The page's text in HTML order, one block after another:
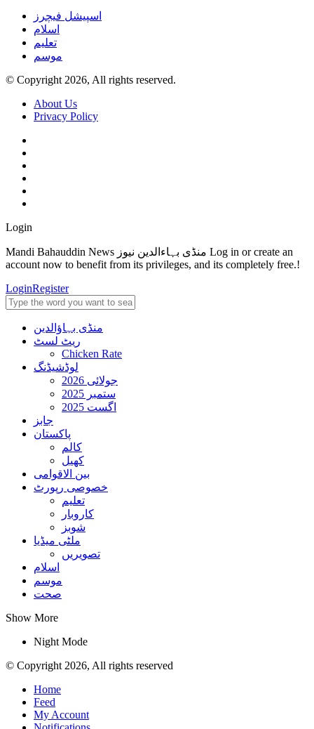
اسپیشل فیچرز
اسلام
تعلیم
موسم
© Copyright 2026, All rights reserved.
About Us
Privacy Policy
Login
Mandi Bahauddin News منڈی بہاءالدین نیوز Log in or create an
account now to benefit from its privileges, and its completely free.!
LoginRegister
منڈی بہاؤالدین
ریٹ لسٹ
Chicken Rate
لوڈشیڈنگ
جولائی 2026
ستمبر 2025
اگست 2025
جابز
پاکستان
کالم
کھیل
بین الاقوامی
خصوصی رپورٹ
تعلیم
کاروبار
شوبز
ملٹی میڈیا
تصویریں
اسلام
موسم
صحت
Show More
Night Mode
© Copyright 2026, All rights reserved
Home
Feed
My Account